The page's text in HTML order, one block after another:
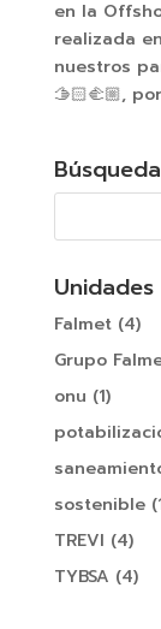
en la
realizada
nuestros
🫱🏻‍🫲🏼,
Búsqueda
Falmet(4)
Grupo
onu (1)
sostenible
TREVI (4)
TYBSA (4)